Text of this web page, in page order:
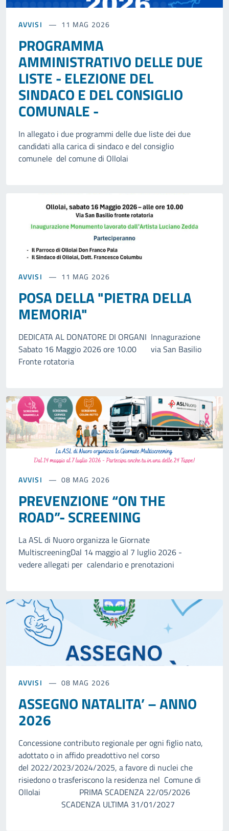
AVVISI 11 MAG 2026
PROGRAMMA
AMMINISTRATIVO DELLE DUE
LISTE - ELEZIONE DEL
SINDACO E DEL CONSIGLIO
COMUNALE -
In allegato i due programmi delle due liste dei due
candidati alla carica di sindaco e del consiglio
comunele del comune di Ollolai
AVVISI 11 MAG 2026
POSA DELLA "PIETRA DELLA
MEMORIA"
DEDICATA AL DONATORE DI ORGANI Innagurazione
Sabato 16 Maggio 2026 ore 10.00 via San Basilio
Fronte rotatoria
AVVISI 08 MAG 2026
PREVENZIONE “ON THE
ROAD”- SCREENING
La ASL di Nuoro organizza le Giornate
MultiscreeningDal 14 maggio al 7 luglio 2026 -
vedere allegati per calendario e prenotazioni
AVVISI 08 MAG 2026
ASSEGNO NATALITA’ – ANNO
2026
Concessione contributo regionale per ogni figlio nato,
adottato o in affido preadottivo nel corso
del 2022/2023/2024/2025, a favore di nuclei che
risiedono o trasferiscono la residenza nel Comune di
Ollolai PRIMA SCADENZA 22/05/2026
SCADENZA ULTIMA 31/01/2027